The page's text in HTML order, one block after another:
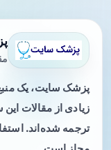
پزشک سایت، یک
زیادی از مقالات
ترجمه شده‌اند.